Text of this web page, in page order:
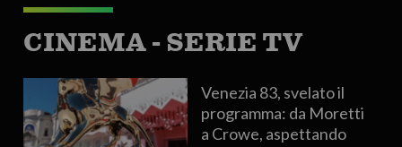
CINEMA - SERIE TV
Venezia 83, svelato il
programma: da Moretti
a Crowe, aspettando